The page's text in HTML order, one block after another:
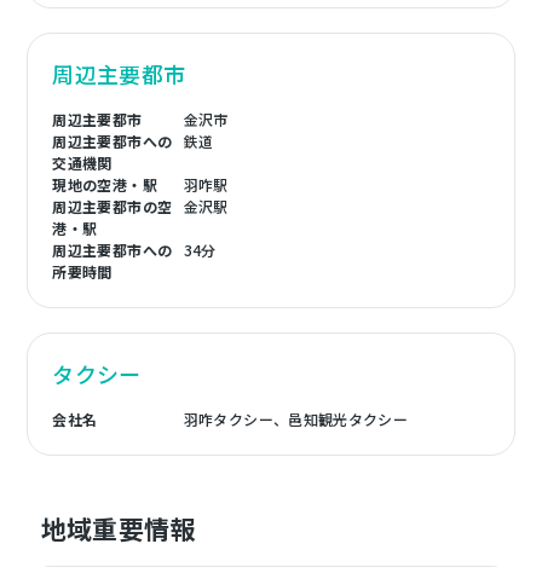
周辺主要都市
周辺主要都市
金沢市
周辺主要都市への
交通機関
鉄道
現地の空港・駅
羽咋駅
周辺主要都市の空
港・駅
金沢駅
周辺主要都市への
所要時間
34分
タクシー
会社名 羽咋タクシー、邑知観光タクシー
地域重要情報